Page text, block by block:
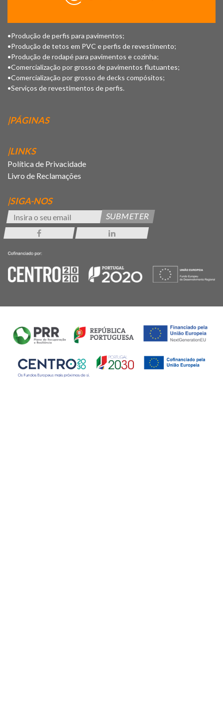
•Produção de perfis para pavimentos;
•Produção de tetos em PVC e perfis de revestimento;
•Produção de rodapé para pavimentos e cozinha;
•Comercialização por grosso de pavimentos flutuantes;
•Comercialização por grosso de decks compósitos;
•Serviços de revestimentos de perfis.
|PÁGINAS
|LINKS
Política de Privacidade
Livro de Reclamações
|SIGA-NOS
SUBMETER